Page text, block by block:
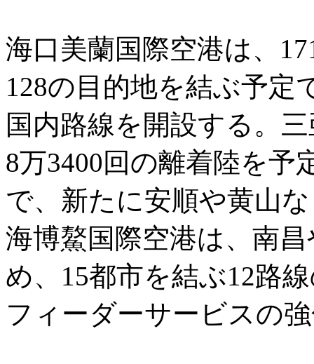
海口美蘭国際空港は、
128の目的地を結ぶ予定
国内路線を開設する。
8万3400回の離着陸を予
で、新たに安順や黄山
海博鰲国際空港は、南
め、15都市を結ぶ12路
フィーダーサービスの